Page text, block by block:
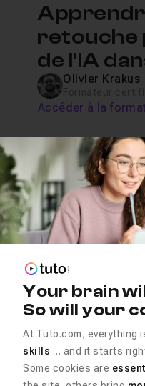
retouche
de l'IA
Olivier Krakus
Accéder à la